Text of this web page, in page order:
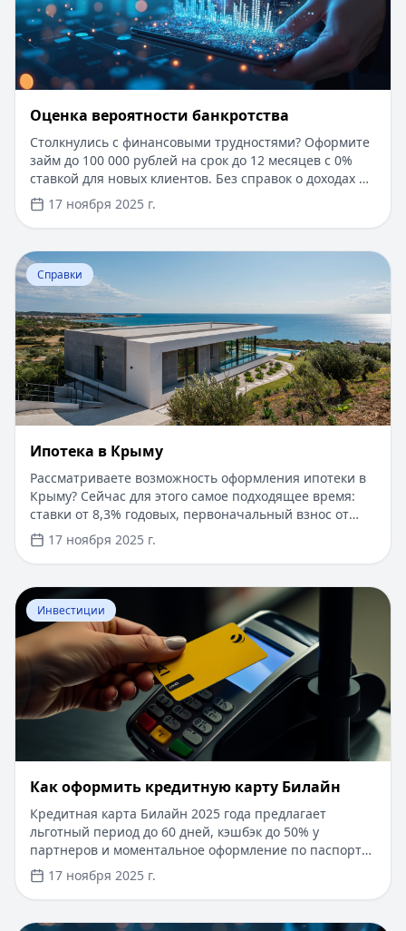
Оценка вероятности банкротства
Столкнулись с финансовыми трудностями? Оформите
займ до 100 000 рублей на срок до 12 месяцев с 0%
ставкой для новых клиентов. Без справок о доходах и
документов — решение за 5 минут. Получите деньги
быстро и прозрачно через проверенные сервисы.
17 ноября 2025 г.
Перейти к статье:
Справки
Ипотека в Крыму
Рассматриваете возможность оформления ипотеки в
Крыму? Сейчас для этого самое подходящее время:
ставки от 8,3% годовых, первоначальный взнос от
15%, срок рассмотрения заявки — от 1 дня. Доступны
программы господдержки с пониженной ставкой от
6%. Одобрение без подтверждения дохода справкой
2-НДФЛ, достаточно выписки по счету. Срок
кредитования — до 30 лет.
17 ноября 2025 г.
Перейти к статье: ​Как оформить кредитную карту
Инвестиции
​Как оформить кредитную карту Билайн
Кредитная карта Билайн 2025 года предлагает
льготный период до 60 дней, кэшбэк до 50% у
партнеров и моментальное оформление по паспорту.
Заемные средства до 300 000 рублей доступны без
подтверждения дохода. Узнайте, как получить карту с
выгодными условиями и управлять финансами
эффективно. Для сравнения кредитных продуктов и
17 ноября 2025 г.